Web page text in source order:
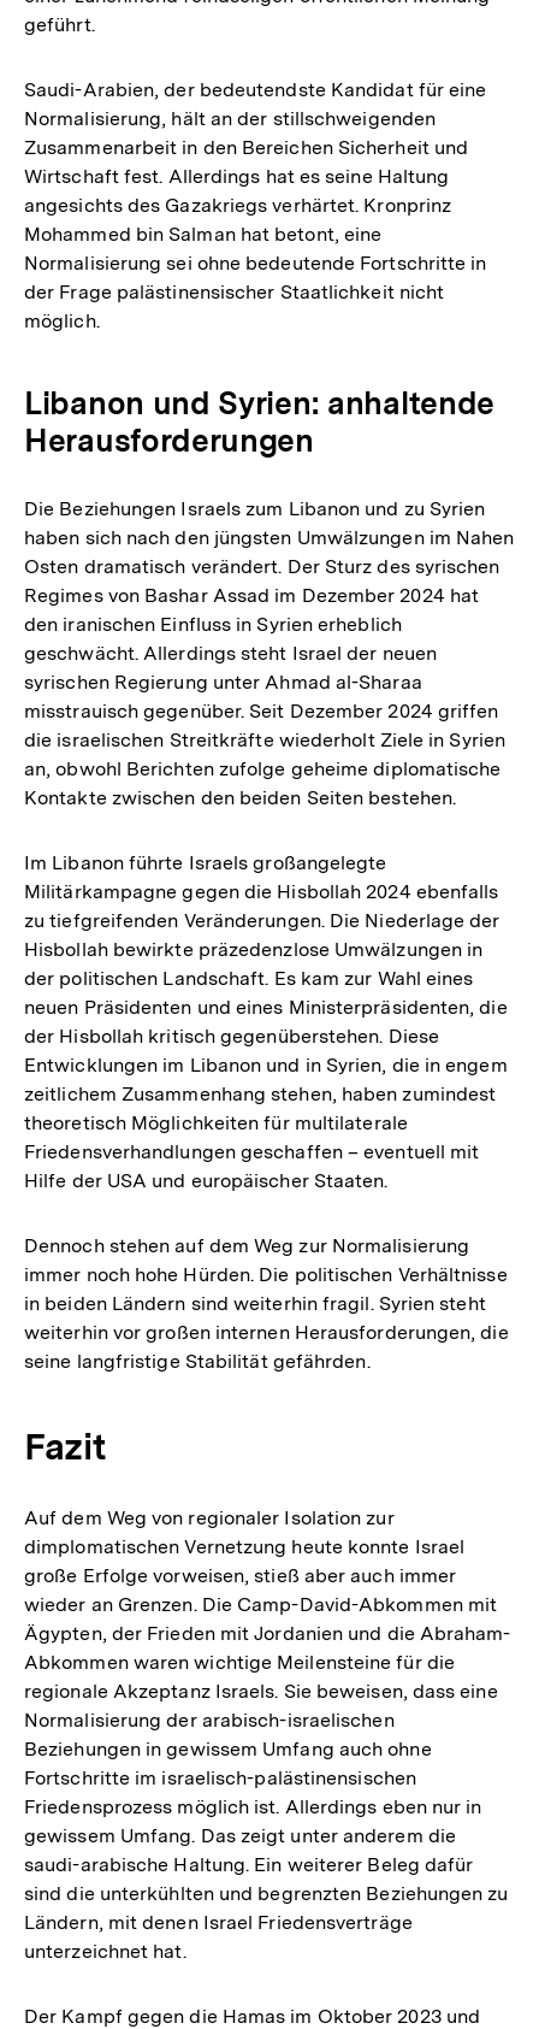
geführt.
Saudi-Arabien, der bedeutendste Kandidat für eine
Normalisierung, hält an der stillschweigenden
Zusammenarbeit in den Bereichen Sicherheit und
Wirtschaft fest. Allerdings hat es seine Haltung
angesichts des Gazakriegs verhärtet. Kronprinz
Mohammed bin Salman hat betont, eine
Normalisierung sei ohne bedeutende Fortschritte in
der Frage palästinensischer Staatlichkeit nicht
möglich.
Libanon und Syrien: anhaltende
Herausforderungen
Die Beziehungen Israels zum Libanon und zu Syrien
haben sich nach den jüngsten Umwälzungen im Nahen
Osten dramatisch verändert. Der Sturz des syrischen
Regimes von Bashar Assad im Dezember 2024 hat
den iranischen Einfluss in Syrien erheblich
geschwächt. Allerdings steht Israel der neuen
syrischen Regierung unter Ahmad al-Sharaa
misstrauisch gegenüber. Seit Dezember 2024 griffen
die israelischen Streitkräfte wiederholt Ziele in Syrien
an, obwohl Berichten zufolge geheime diplomatische
Kontakte zwischen den beiden Seiten bestehen.
Im Libanon führte Israels großangelegte
Militärkampagne gegen die Hisbollah 2024 ebenfalls
zu tiefgreifenden Veränderungen. Die Niederlage der
Hisbollah bewirkte präzedenzlose Umwälzungen in
der politischen Landschaft. Es kam zur Wahl eines
neuen Präsidenten und eines Ministerpräsidenten, die
der Hisbollah kritisch gegenüberstehen. Diese
Entwicklungen im Libanon und in Syrien, die in engem
zeitlichem Zusammenhang stehen, haben zumindest
theoretisch Möglichkeiten für multilaterale
Friedensverhandlungen geschaffen – eventuell mit
Hilfe der USA und europäischer Staaten.
Dennoch stehen auf dem Weg zur Normalisierung
immer noch hohe Hürden. Die politischen Verhältnisse
in beiden Ländern sind weiterhin fragil. Syrien steht
weiterhin vor großen internen Herausforderungen, die
seine langfristige Stabilität gefährden.
Fazit
Auf dem Weg von regionaler Isolation zur
dimplomatischen Vernetzung heute konnte Israel
große Erfolge vorweisen, stieß aber auch immer
wieder an Grenzen. Die Camp-David-Abkommen mit
Ägypten, der Frieden mit Jordanien und die Abraham-
Abkommen waren wichtige Meilensteine für die
regionale Akzeptanz Israels. Sie beweisen, dass eine
Normalisierung der arabisch-israelischen
Beziehungen in gewissem Umfang auch ohne
Fortschritte im israelisch-palästinensischen
Friedensprozess möglich ist. Allerdings eben nur in
gewissem Umfang. Das zeigt unter anderem die
saudi-arabische Haltung. Ein weiterer Beleg dafür
sind die unterkühlten und begrenzten Beziehungen zu
Ländern, mit denen Israel Friedensverträge
unterzeichnet hat.
Der Kampf gegen die Hamas im Oktober 2023 und